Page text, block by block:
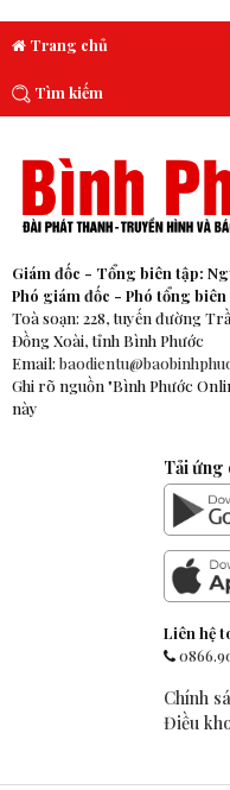
Trang chủ
Tìm kiếm
Giám đốc - Tổng biên tập:
Phó giám đốc - Phó tổng
Toà soạn: 228, tuyến đường
Đồng Xoài, tỉnh Bình Phước
Email:
Ghi rõ nguồn "Bình Phước
này
Tải ứng
Liên hệ
Chính
Điều